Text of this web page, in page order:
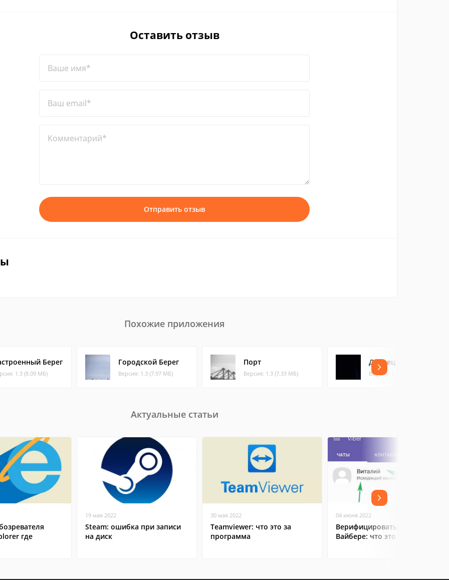
Оставить отзыв
Ваше имя*
Ваш email*
Комментарий*
Отправить отзыв
Похожие приложения
Берег
1.3 (8.09 МБ)
Городской Берег
Версия: 1.3 (7.97 МБ)
Порт
Версия: 1.3 (7.33 МБ)
Дворец
Версия: 1.3 (8.18 МБ)
Актуальные статьи
где
19 мая 2022
Steam: ошибка при записи
на диск
30 мая 2022
Teamviewer: что это за
программа
04 июня 2022
Верифицировать контакт в
Вайбере: что это значит